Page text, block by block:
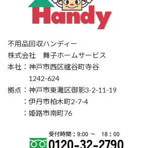
不用品回収ハンディー
株式会社 舞子ホームサービス
本社：神戸市西区櫨谷町寺谷
1242-624
拠点：神戸市東灘区御影3-2-11-19
：伊丹市柏木町2-7-4
：姫路市南町76